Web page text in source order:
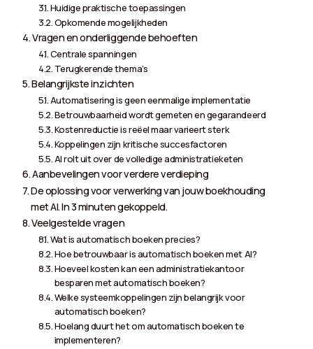
Huidige praktische toepassingen
Opkomende mogelijkheden
Vragen en onderliggende behoeften
Centrale spanningen
Terugkerende thema’s
Belangrijkste inzichten
Automatisering is geen eenmalige implementatie
Betrouwbaarheid wordt gemeten en gegarandeerd
Kostenreductie is reëel maar varieert sterk
Koppelingen zijn kritische succesfactoren
AI rolt uit over de volledige administratieketen
Aanbevelingen voor verdere verdieping
De oplossing voor verwerking van jouw boekhouding
met AI. In 3 minuten gekoppeld.
Veelgestelde vragen
Wat is automatisch boeken precies?
Hoe betrouwbaar is automatisch boeken met AI?
Hoeveel kosten kan een administratiekantoor
besparen met automatisch boeken?
Welke systeemkoppelingen zijn belangrijk voor
automatisch boeken?
Hoelang duurt het om automatisch boeken te
implementeren?